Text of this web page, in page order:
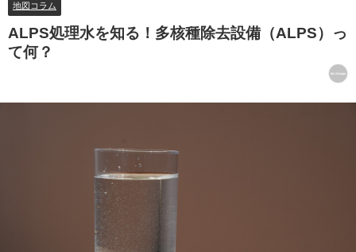
地図コラム
ALPS処理水を知る！多核種除去設備（ALPS）っ
て何？